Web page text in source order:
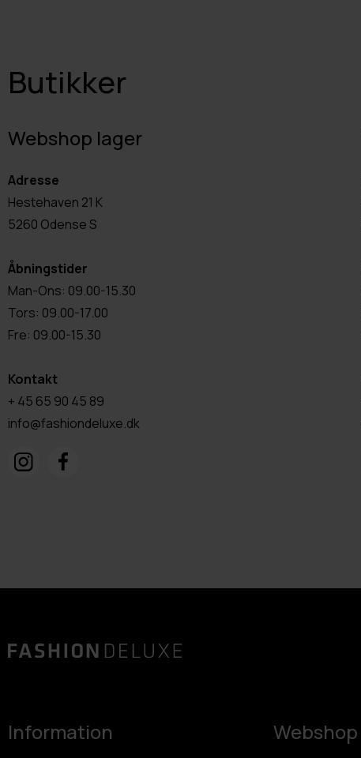
Butikker
Webshop lager
Adresse
Hestehaven 21 K
5260 Odense S
Åbningstider
Man-Ons: 09.00-15.30
Tors: 09.00-17.00
Fre: 09.00-15.30
Kontakt
+ 45 65 90 45 89
info@fashiondeluxe.dk
Information Webshop